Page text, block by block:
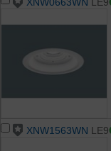
XNW0663WN LE9
XNW1563WN LE9